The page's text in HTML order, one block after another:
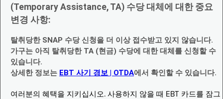
(Temporary Assistance, TA) 수당 대체에 대한 중요
변경 사항:
탈취당한 SNAP 수당 신청을 더 이상 접수받고 있지 않습니다.
가구는 아직 탈취당한 TA (현금) 수당에 대한 대체를 신청할 수
있습니다.
상세한 정보는 EBT 사기 경보 | OTDA에서 확인할 수 있습니다.
여러분의 혜택을 지키십시오. 사용하지 않을 때 EBT 카드를 잠그